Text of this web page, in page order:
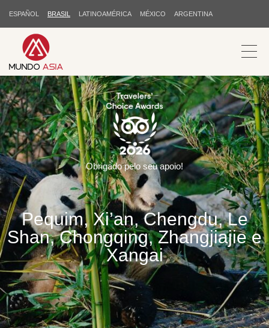
ESPAÑOL BRASIL LATINOAMÉRICA MÉXICO ARGENTINA
Pequim, Xi’an, Chengdu, Le
Shan, Chongqing, Zhangjiajie e
Xangai
Obrigado pelo seu apoio!